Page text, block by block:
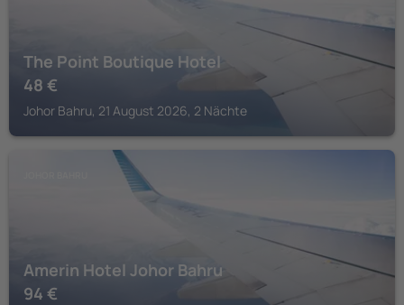
The Point Boutique Hotel
48 €
Johor Bahru, 21 August 2026, 2 Nächte
Amerin Hotel Johor Bahru
94 €